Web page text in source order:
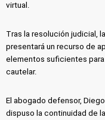
virtual.
Tras la resolución judicial,
presentará un recurso de
elementos suficientes
cautelar.
El abogado defensor,
dispuso la continuidad de